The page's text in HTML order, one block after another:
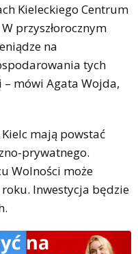
Kieleckiego Centrum
przyszłorocznym
na
tych
mówi Agata Wojda,
mają powstać
prywatnego.
Wolności może
roku. Inwestycja będzie